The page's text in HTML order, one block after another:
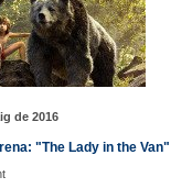
de 2016
"The Lady in the Van"